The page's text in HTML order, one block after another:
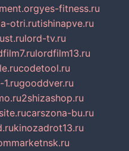
yes-fitness.ru
otri.rutishinapve.ru
lord-tv.ru
lordfilm13.ru
codetool.ru
1.rugooddver.ru
2shizashop.ru
carszona-bu.ru
kinozadrot13.ru